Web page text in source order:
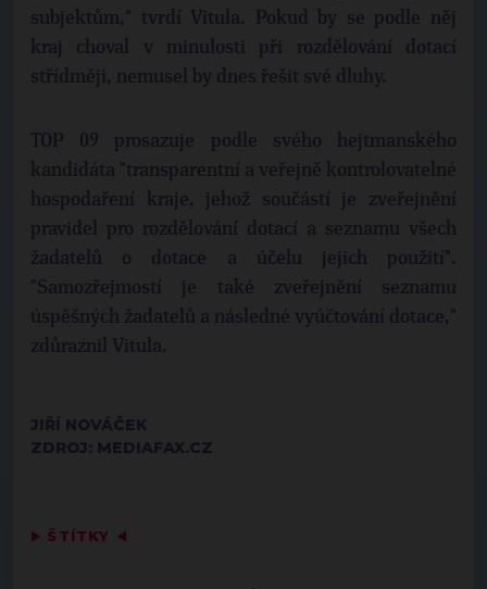
subjektům," tvrdí Vitula. Pokud by se podle něj
kraj choval v minulosti při rozdělování dotací
střídměji, nemusel by dnes řešit své dluhy.
TOP 09 prosazuje podle svého hejtmanského
kandidáta "transparentní a veřejně kontrolovatelné
hospodaření kraje, jehož součástí je zveřejnění
pravidel pro rozdělování dotací a seznamu všech
žadatelů o dotace a účelu jejich použití".
"Samozřejmostí je také zveřejnění seznamu
úspěšných žadatelů a následné vyúčtování dotace,"
zdůraznil Vitula.
JIŘÍ NOVÁČEK
ZDROJ: MEDIAFAX.CZ
▶ ŠTÍTKY ◀